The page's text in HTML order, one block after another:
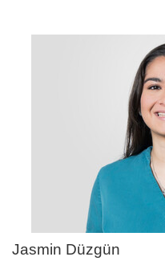
Jasmin Düzgün